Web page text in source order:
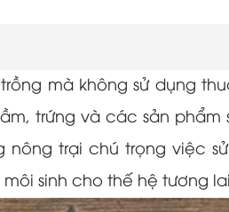
mà không sử dụng
trứng và các sản phẩm
nông trại chú trọng việc
sinh cho thế hệ tương